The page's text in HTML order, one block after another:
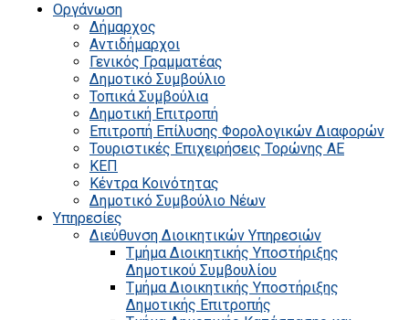
Οργάνωση
Δήμαρχος
Αντιδήμαρχοι
Γενικός Γραμματέας
Δημοτικό Συμβούλιο
Τοπικά Συμβούλια
Δημοτική Επιτροπή
Επιτροπή Επίλυσης Φορολογικών Διαφορών
Τουριστικές Επιχειρήσεις Τορώνης ΑΕ
ΚΕΠ
Κέντρα Κοινότητας
Δημοτικό Συμβούλιο Νέων
Υπηρεσίες
Διεύθυνση Διοικητικών Υπηρεσιών
Τμήμα Διοικητικής Υποστήριξης
Δημοτικού Συμβουλίου
Τμήμα Διοικητικής Υποστήριξης
Δημοτικής Επιτροπής